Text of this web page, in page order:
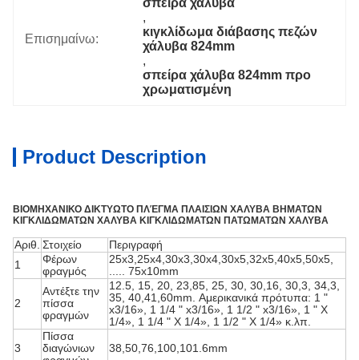
Επισημαίνω:
σπείρα χάλυβα
,
κιγκλίδωμα διάβασης πεζών
χάλυβα 824mm
,
σπείρα χάλυβα 824mm προ
χρωματισμένη
Product Description
ΒΙΟΜΗΧΑΝΙΚΟ ΔΙΚΤΥΩΤΟ ΠΛΈΓΜΑ ΠΛΑΙΣΙΩΝ ΧΑΛΥΒΑ ΒΗΜΑΤΩΝ
ΚΙΓΚΛΙΔΩΜΑΤΩΝ ΧΑΛΥΒΑ ΚΙΓΚΛΙΔΩΜΑΤΩΝ ΠΑΤΩΜΑΤΩΝ ΧΑΛΥΒΑ
Αριθ. Στοιχείο
Περιγραφή
1
Φέρων
φραγμός
25x3,25x4,30x3,30x4,30x5,32x5,40x5,50x5,
..... 75x10mm
2
Αντέξτε την
πίσσα
φραγμών
12.5, 15, 20, 23,85, 25, 30, 30,16, 30,3, 34,3,
35, 40,41,60mm. Αμερικανικά πρότυπα: 1 "
x3/16», 1 1/4 " x3/16», 1 1/2 " x3/16», 1 " Χ
1/4», 1 1/4 " Χ 1/4», 1 1/2 " Χ 1/4» κ.λπ.
3
Πίσσα
διαγώνιων
38,50,76,100,101.6mm